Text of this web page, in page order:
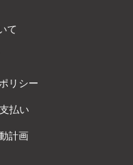
て
リシー
払い
計画